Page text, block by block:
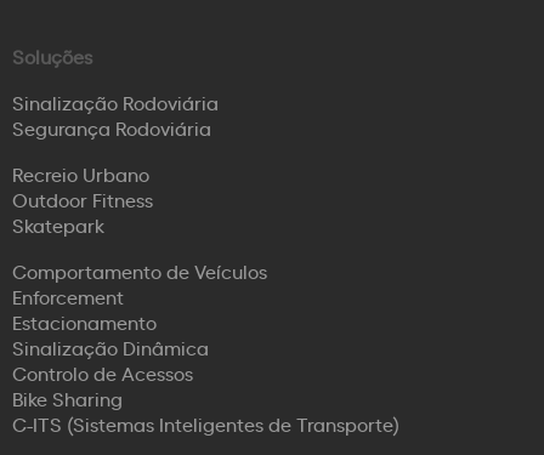
Soluções
Sinalização Rodoviária
Segurança Rodoviária
Recreio Urbano
Outdoor Fitness
Skatepark
Comportamento de Veículos
Enforcement
Estacionamento
Sinalização Dinâmica
Controlo de Acessos
Bike Sharing
C-ITS (Sistemas Inteligentes de Transporte)